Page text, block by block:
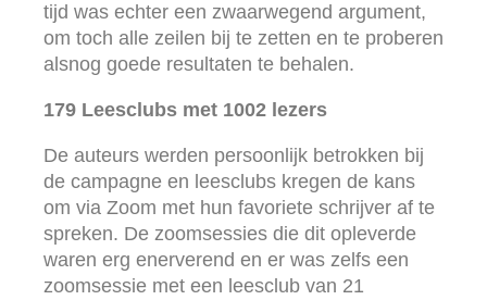
tijd was echter een zwaarwegend argument,
om toch alle zeilen bij te zetten en te proberen
alsnog goede resultaten te behalen.
179 Leesclubs met 1002 lezers
De auteurs werden persoonlijk betrokken bij
de campagne en leesclubs kregen de kans
om via Zoom met hun favoriete schrijver af te
spreken. De zoomsessies die dit opleverde
waren erg enerverend en er was zelfs een
zoomsessie met een leesclub van 21